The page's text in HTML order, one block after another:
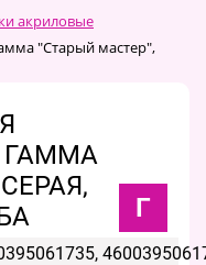
акриловые
"Старый мастер",
ГАММА
Г